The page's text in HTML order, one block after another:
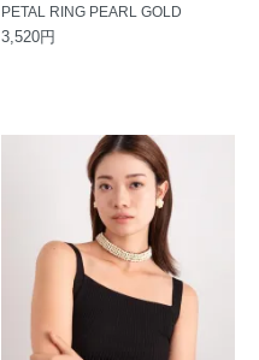
PETAL RING PEARL GOLD
3,520円